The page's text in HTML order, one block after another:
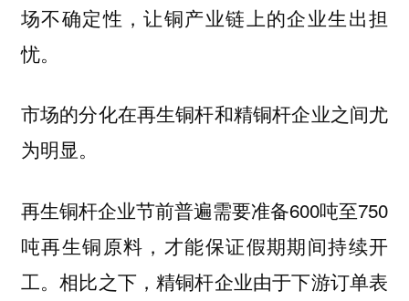
场不确定性，让铜产业链上的企业生出担
忧。
市场的分化在再生铜杆和精铜杆企业之间尤
为明显。
再生铜杆企业节前普遍需要准备600吨至750
吨再生铜原料，才能保证假期期间持续开
工。相比之下，精铜杆企业由于下游订单表